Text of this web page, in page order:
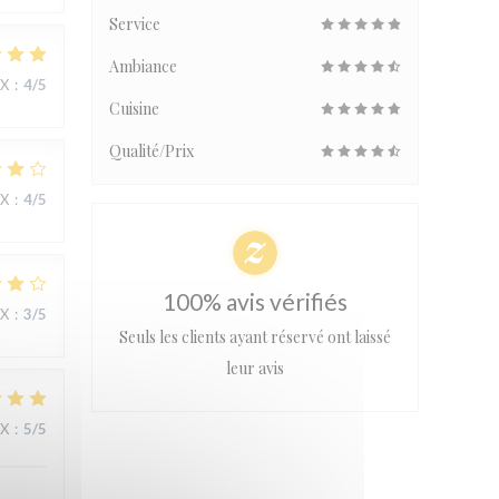
: 4/5
: 4/5
: 3/5
: 5/5
Service
Ambiance
Cuisine
Qualité/Prix
100% avis vérifiés
Seuls les clients ayant réservé ont laissé
leur avis